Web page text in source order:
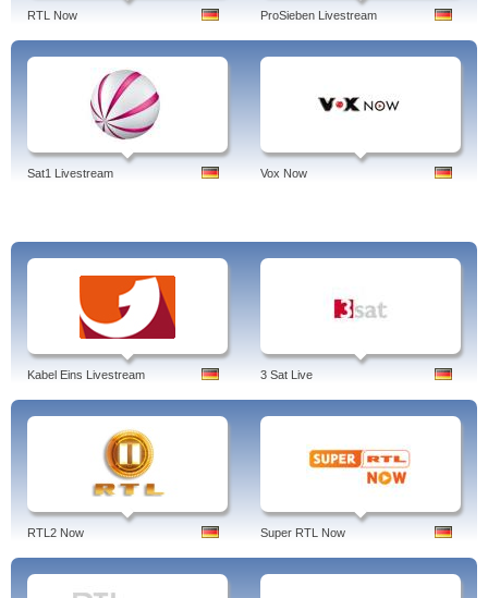
RTL Now ProSieben Livestream
Sat1 Livestream Vox Now
Kabel Eins Livestream 3 Sat Live
RTL2 Now Super RTL Now